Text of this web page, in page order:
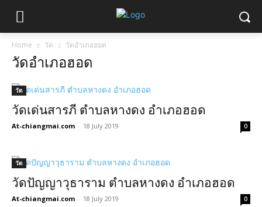
Home วัด วัดอำเภอฮอด
วัดอำเภอฮอด
วัด
วัดเด่นสารภี ตำบลหางดง อำเภอฮอด
At-chiangmai.com - 18 July 2019 0
วัด
วัดปัญญาวุธาราม ตำบลหางดง อำเภอฮอด
At-chiangmai.com - 18 July 2019 0